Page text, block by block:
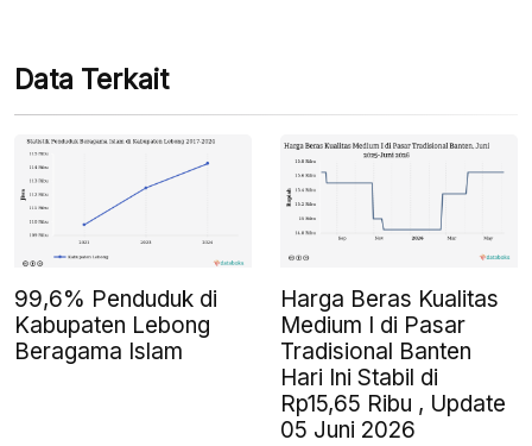
Data Terkait
99,6% Penduduk di
Kabupaten Lebong
Beragama Islam
Harga Beras Kualitas
Medium I di Pasar
Tradisional Banten
Hari Ini Stabil di
Rp15,65 Ribu , Update
05 Juni 2026